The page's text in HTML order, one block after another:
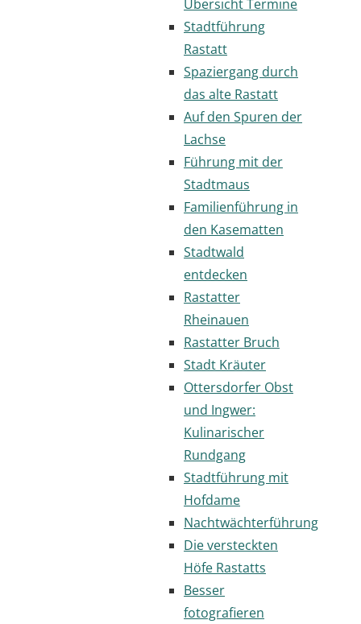
Übersicht Termine
Stadtführung
Rastatt
Spaziergang durch
das alte Rastatt
Auf den Spuren der
Lachse
Führung mit der
Stadtmaus
Familienführung in
den Kasematten
Stadtwald
entdecken
Rastatter
Rheinauen
Rastatter Bruch
Stadt Kräuter
Ottersdorfer Obst
und Ingwer:
Kulinarischer
Rundgang
Stadtführung mit
Hofdame
Nachtwächterführung
Die versteckten
Höfe Rastatts
Besser
fotografieren